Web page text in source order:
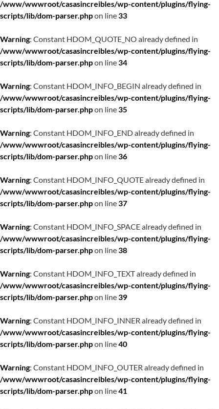
/www/wwwroot/casasincreibles/wp-content/plugins/flying-
scripts/lib/dom-parser.phpon line33
Warning: Constant HDOM_QUOTE_NO already defined in
/www/wwwroot/casasincreibles/wp-content/plugins/flying-
scripts/lib/dom-parser.phpon line34
Warning: Constant HDOM_INFO_BEGIN already defined in
/www/wwwroot/casasincreibles/wp-content/plugins/flying-
scripts/lib/dom-parser.phpon line35
Warning: Constant HDOM_INFO_END already defined in
/www/wwwroot/casasincreibles/wp-content/plugins/flying-
scripts/lib/dom-parser.phpon line36
Warning: Constant HDOM_INFO_QUOTE already defined in
/www/wwwroot/casasincreibles/wp-content/plugins/flying-
scripts/lib/dom-parser.phpon line37
Warning: Constant HDOM_INFO_SPACE already defined in
/www/wwwroot/casasincreibles/wp-content/plugins/flying-
scripts/lib/dom-parser.phpon line38
Warning: Constant HDOM_INFO_TEXT already defined in
/www/wwwroot/casasincreibles/wp-content/plugins/flying-
scripts/lib/dom-parser.phpon line39
Warning: Constant HDOM_INFO_INNER already defined in
/www/wwwroot/casasincreibles/wp-content/plugins/flying-
scripts/lib/dom-parser.phpon line40
Warning: Constant HDOM_INFO_OUTER already defined in
/www/wwwroot/casasincreibles/wp-content/plugins/flying-
scripts/lib/dom-parser.phpon line41